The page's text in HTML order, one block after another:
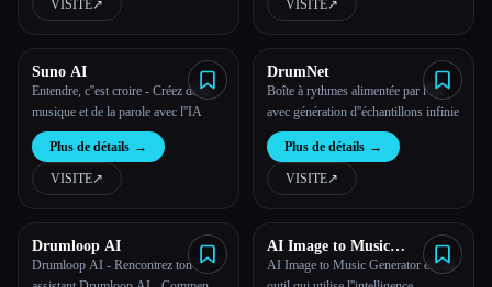
VISITE↗︎ VISITE↗︎
Suno AI
Entendre, c''est croire - Créez de la
musique et de la parole avec l''IA
Plus de détails →
VISITE↗︎
DrumNet
Boîte à rythmes alimentée par l''IA
avec génération d''échantillons infinie
Plus de détails →
VISITE↗︎
Drumloop AI
Drumloop AI - Rencontrez ton
AI Image to Music
Generator
AI Image to Music Generator est un